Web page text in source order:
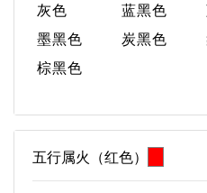
灰色
蓝黑色
墨黑色
炭黑色
棕黑色
五行属火（红色）